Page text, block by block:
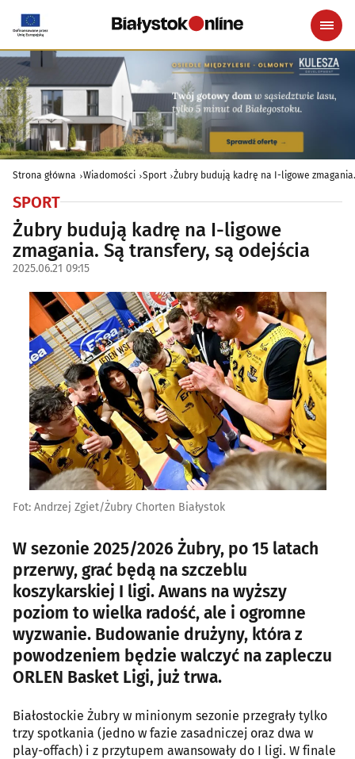
Strona główna Wiadomości Sport Żubry budują kadrę na I-ligowe
SPORT
Żubry budują kadrę na I-ligowe
zmagania. Są transfery, są odejścia
2025.06.21 09:15
Fot: Andrzej Zgiet/Żubry Chorten Białystok
W sezonie 2025/2026 Żubry, po 15 latach
przerwy, grać będą na szczeblu
koszykarskiej I ligi. Awans na wyższy
poziom to wielka radość, ale i ogromne
wyzwanie. Budowanie drużyny, która z
powodzeniem będzie walczyć na zapleczu
ORLEN Basket Ligi, już trwa.
Białostockie Żubry w minionym sezonie przegrały tylko
trzy spotkania (jedno w fazie zasadniczej oraz dwa w
play-offach) i z przytupem awansowały do I ligi. W finale